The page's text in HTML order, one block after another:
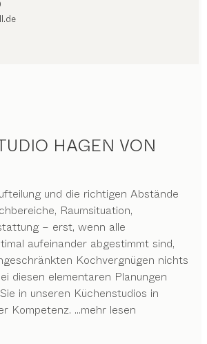
HAGEN VON
und die richtigen Abstände
Raumsituation,
– erst, wenn alle
aufeinander abgestimmt sind,
Kochvergnügen nichts
diesen elementaren Planungen
in unseren Küchenstudios in
Kompetenz. ...mehr lesen